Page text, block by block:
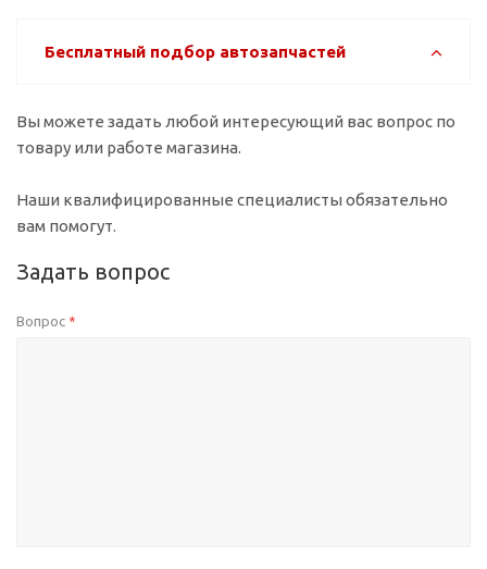
Бесплатный подбор автозапчастей
Вы можете задать любой интересующий вас вопрос по
товару или работе магазина.
Наши квалифицированные специалисты обязательно
вам помогут.
Задать вопрос
Вопрос *